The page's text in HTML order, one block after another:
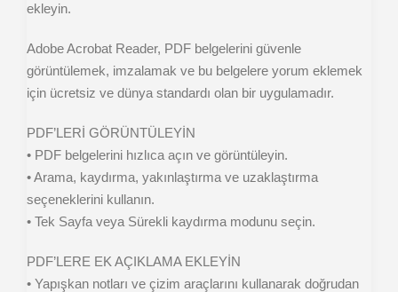
ekleyin.
Adobe Acrobat Reader, PDF belgelerini güvenle
görüntülemek, imzalamak ve bu belgelere yorum eklemek
için ücretsiz ve dünya standardı olan bir uygulamadır.
PDF’LERİ GÖRÜNTÜLEYİN
• PDF belgelerini hızlıca açın ve görüntüleyin.
• Arama, kaydırma, yakınlaştırma ve uzaklaştırma
seçeneklerini kullanın.
• Tek Sayfa veya Sürekli kaydırma modunu seçin.
PDF’LERE EK AÇIKLAMA EKLEYİN
• Yapışkan notları ve çizim araçlarını kullanarak doğrudan